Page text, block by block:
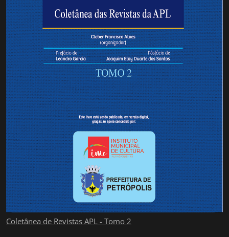
Coletânea de Revistas APL - Tomo 2